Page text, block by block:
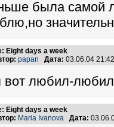
была самой
Eight days a week
papan Дата: 03.06.04
вот любил-
Eight days a week
Maria Ivanova Дата: